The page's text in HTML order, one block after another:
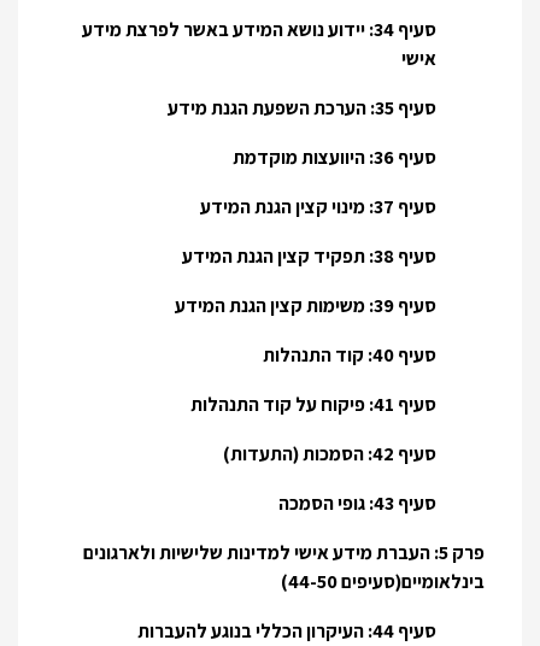
סעיף 34: יידוע נושא המידע באשר לפרצת מידע
אישי
סעיף 35: הערכת השפעת הגנת מידע
סעיף 36: היוועצות מוקדמת
סעיף 37: מינוי קצין הגנת המידע
סעיף 38: תפקיד קצין הגנת המידע
סעיף 39: משימות קצין הגנת המידע
סעיף 40: קוד התנהלות
סעיף 41: פיקוח על קוד התנהלות
סעיף 42: הסמכות (התעדות)
סעיף 43: גופי הסמכה
פרק 5: העברת מידע אישי למדינות שלישיות ולארגונים
בינלאומיים(סעיפים 44-50)
סעיף 44: העיקרון הכללי בנוגע להעברות